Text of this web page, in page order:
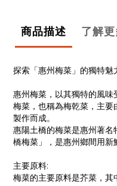
商品描述 了解更
探索「惠州梅菜」的獨特魅
惠州梅菜，以其獨特的風味
梅菜，也稱為梅乾菜，主
製作而成。
惠陽土橋的梅菜是惠州著
橋梅菜」，是惠州鄉間用新
主要原料:
梅菜的主要原料是芥菜，其